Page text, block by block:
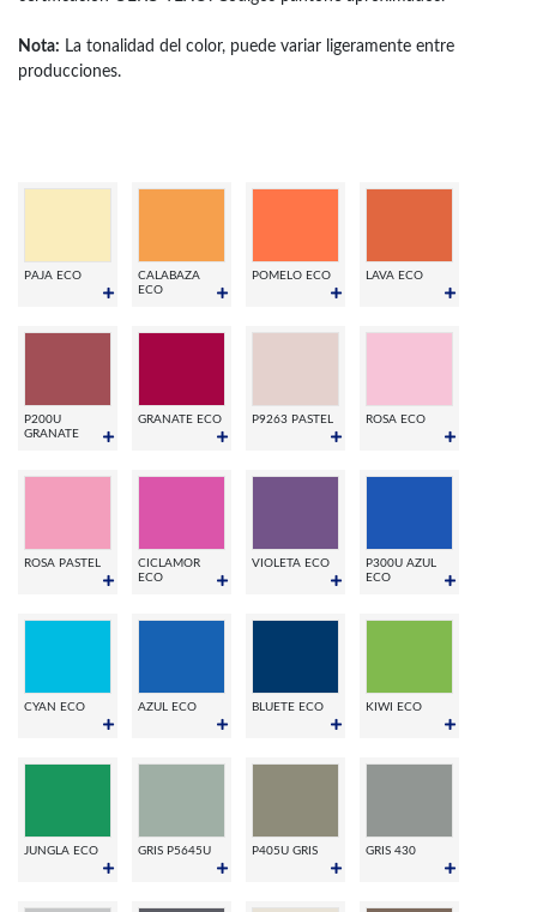
Nota: La tonalidad del color, puede variar ligeramente entre
producciones.
PAJA ECO
CALABAZA
ECO
POMELO ECO LAVA ECO
P200U
GRANATE
GRANATE ECO P9263 PASTEL ROSA ECO
ROSA PASTEL
CICLAMOR
ECO
VIOLETA ECO
P300U AZUL
ECO
CYAN ECO AZUL ECO BLUETE ECO KIWI ECO
JUNGLA ECO GRIS P5645U P405U GRIS GRIS 430